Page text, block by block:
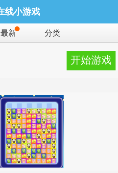
线小游戏
最新 分类
开始游戏